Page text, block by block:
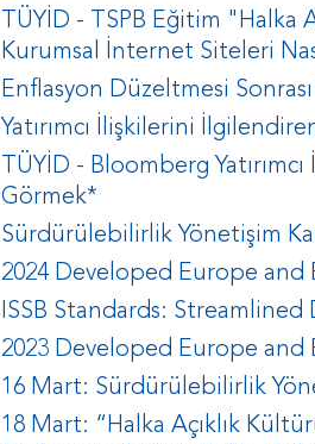
TÜYİD - TSPB Eğitim "Halka
Kurumsal İnternet Siteleri
Enflasyon Düzeltmesi Sonrası
Yatırımcı İlişkilerini
TÜYİD - Bloomberg
Görmek*
Sürdürülebilirlik Yönetişim
2024 Developed Europe and
ISSB Standards:
2023 Developed Europe and
16 Mart: Sürdürülebilirlik
18 Mart: “Halka Açıklık